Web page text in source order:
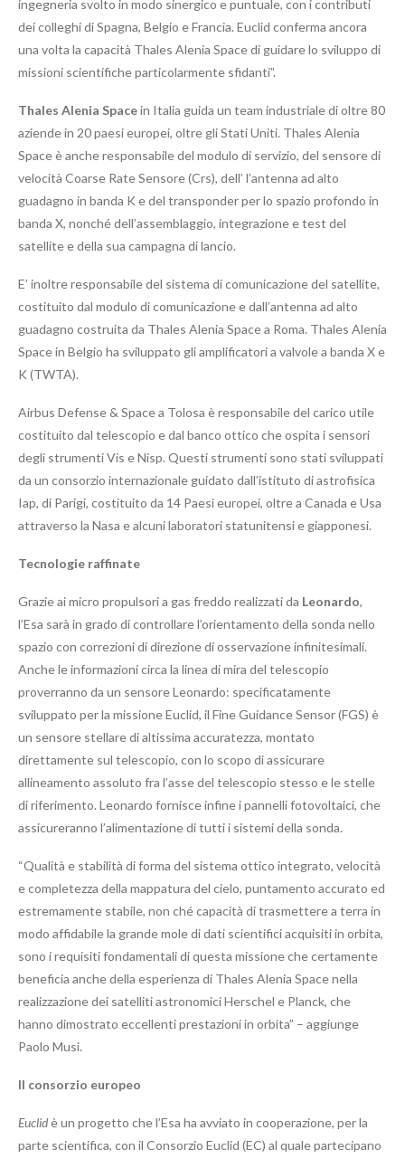
ingegneria svolto in modo sinergico e puntuale, con i contributi
dei colleghi di Spagna, Belgio e Francia. Euclid conferma ancora
una volta la capacità Thales Alenia Space di guidare lo sviluppo di
missioni scientifiche particolarmente sfidanti”.
Thales Alenia Spacein Italia guida un team industriale di oltre 80
aziende in 20 paesi europei, oltre gli Stati Uniti. Thales Alenia
Space è anche responsabile del modulo di servizio, del sensore di
velocità Coarse Rate Sensore (Crs), dell’ l’antenna ad alto
guadagno in banda K e del transponder per lo spazio profondo in
banda X, nonché dell’assemblaggio, integrazione e test del
satellite e della sua campagna di lancio.
E’ inoltre responsabile del sistema di comunicazione del satellite,
costituito dal modulo di comunicazione e dall’antenna ad alto
guadagno costruita da Thales Alenia Space a Roma. Thales Alenia
Space in Belgio ha sviluppato gli amplificatori a valvole a banda X e
K (TWTA).
Airbus Defense & Space a Tolosa è responsabile del carico utile
costituito dal telescopio e dal banco ottico che ospita i sensori
degli strumenti Vis e Nisp. Questi strumenti sono stati sviluppati
da un consorzio internazionale guidato dall’istituto di astrofisica
Iap, di Parigi, costituito da 14 Paesi europei, oltre a Canada e Usa
attraverso la Nasa e alcuni laboratori statunitensi e giapponesi.
Tecnologie raffinate
Grazie ai micro propulsori a gas freddo realizzati da Leonardo,
l’Esa sarà in grado di controllare l’orientamento della sonda nello
spazio con correzioni di direzione di osservazione infinitesimali.
Anche le informazioni circa la linea di mira del telescopio
proverranno da un sensore Leonardo: specificatamente
sviluppato per la missione Euclid, il Fine Guidance Sensor (FGS) è
un sensore stellare di altissima accuratezza, montato
direttamente sul telescopio, con lo scopo di assicurare
allineamento assoluto fra l’asse del telescopio stesso e le stelle
di riferimento. Leonardo fornisce infine i pannelli fotovoltaici, che
assicureranno l’alimentazione di tutti i sistemi della sonda.
“Qualità e stabilità di forma del sistema ottico integrato, velocità
e completezza della mappatura del cielo, puntamento accurato ed
estremamente stabile, non ché capacità di trasmettere a terra in
modo affidabile la grande mole di dati scientifici acquisiti in orbita,
sono i requisiti fondamentali di questa missione che certamente
beneficia anche della esperienza di Thales Alenia Space nella
realizzazione dei satelliti astronomici Herschel e Planck, che
hanno dimostrato eccellenti prestazioni in orbita” – aggiunge
Paolo Musi.
Il consorzio europeo
Euclidè un progetto che l’Esa ha avviato in cooperazione, per la
parte scientifica, con il Consorzio Euclid (EC) al quale partecipano